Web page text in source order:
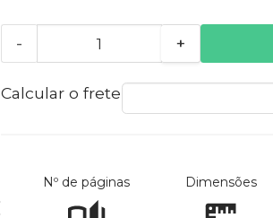
- +
Calcular o frete
Nº de páginas Dimensões